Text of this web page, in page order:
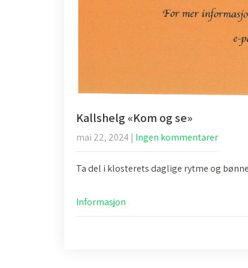
Kallshelg «Kom og se»
mai 22, 2024 | Ingen kommentarer
Ta del i klosterets daglige rytme og
Informasjon